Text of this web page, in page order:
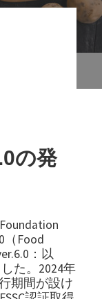
の発
（Food
：以
た。2024年
期間が設け